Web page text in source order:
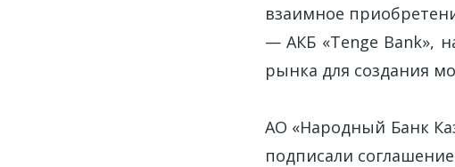
взаимное
— АКБ «Tenge Bank»,
рынка для создания
АО «Народный Банк
подписали